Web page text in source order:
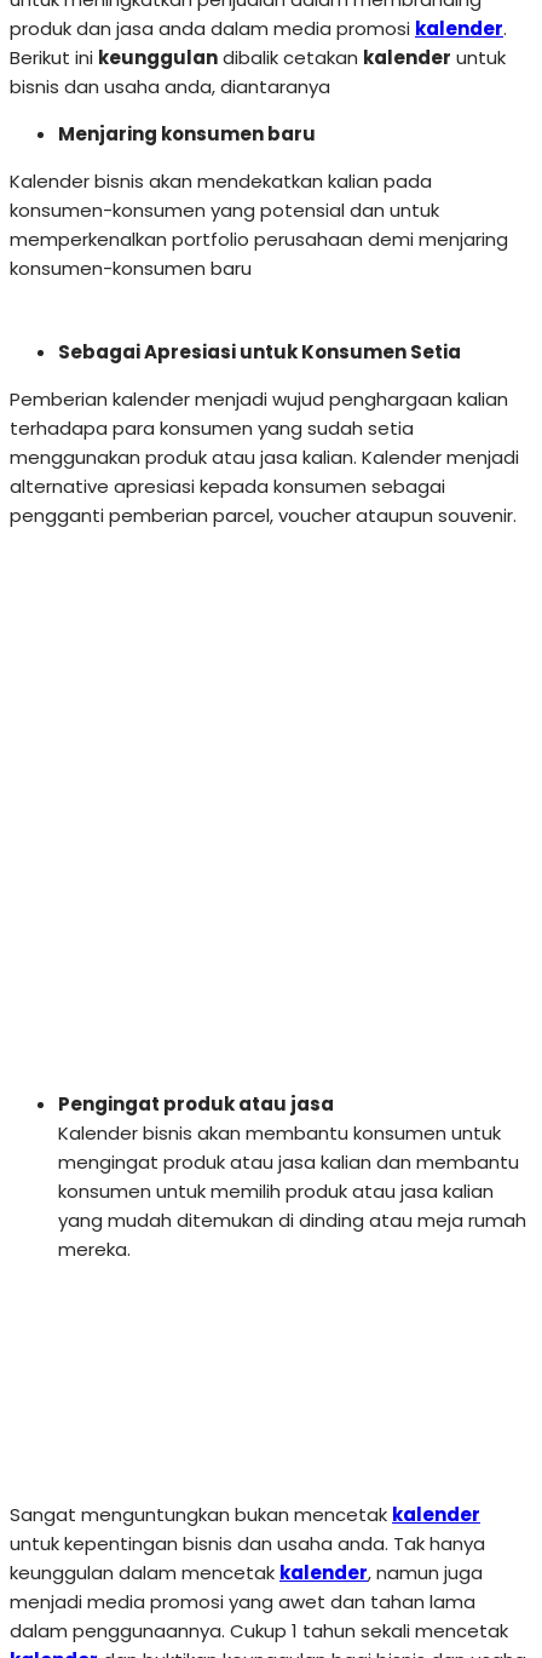
produk dan jasa anda dalam media promosi kalender.
Berikut ini keunggulandibalik cetakan kalender untuk
bisnis dan usaha anda, diantaranya
Menjaring konsumen baru
Kalender bisnis akan mendekatkan kalian pada
konsumen-konsumen yang potensial dan untuk
memperkenalkan portfolio perusahaan demi menjaring
konsumen-konsumen baru
Sebagai Apresiasi untuk Konsumen Setia
Pemberian kalender menjadi wujud penghargaan kalian
terhadapa para konsumen yang sudah setia
menggunakan produk atau jasa kalian. Kalender menjadi
alternative apresiasi kepada konsumen sebagai
pengganti pemberian parcel, voucher ataupun souvenir.
Pengingat produk atau jasa
Kalender bisnis akan membantu konsumen untuk
mengingat produk atau jasa kalian dan membantu
konsumen untuk memilih produk atau jasa kalian
yang mudah ditemukan di dinding atau meja rumah
mereka.
Sangat menguntungkan bukan mencetak kalender
untuk kepentingan bisnis dan usaha anda. Tak hanya
keunggulan dalam mencetak kalender, namun juga
menjadi media promosi yang awet dan tahan lama
dalam penggunaannya. Cukup 1 tahun sekali mencetak